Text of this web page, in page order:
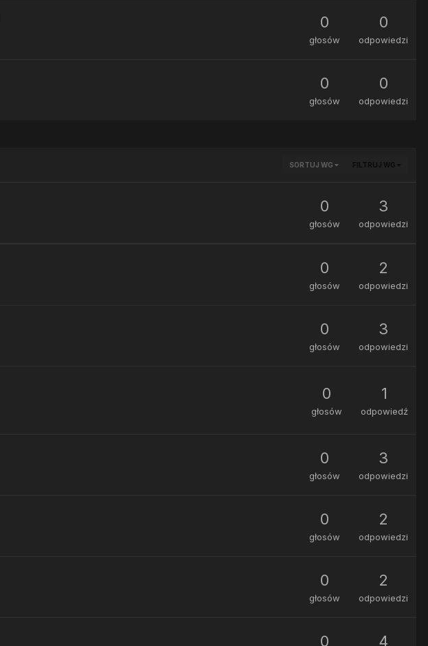
0
głosów
0
odpowiedzi
0
głosów
0
odpowiedzi
SORTUJ WG FILTRUJ WG
0
głosów
3
odpowiedzi
0
głosów
2
odpowiedzi
0
głosów
3
odpowiedzi
0
głosów
1
odpowiedź
0
głosów
3
odpowiedzi
0
głosów
2
odpowiedzi
0
głosów
2
odpowiedzi
0 4